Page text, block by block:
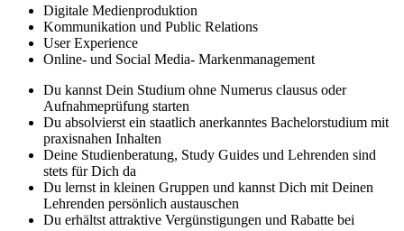
Digitale Medienproduktion
Kommunikation und Public Relations
User Experience
Online- und Social Media- Markenmanagement
Du kannst Dein Studium ohne Numerus clausus oder
Aufnahmeprüfung starten
Du absolvierst ein staatlich anerkanntes Bachelorstudium mit
praxisnahen Inhalten
Deine Studienberatung, Study Guides und Lehrenden sind
stets für Dich da
Du lernst in kleinen Gruppen und kannst Dich mit Deinen
Lehrenden persönlich austauschen
Du erhältst attraktive Vergünstigungen und Rabatte bei